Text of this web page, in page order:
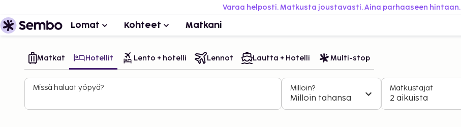
Varaa helposti. Matkusta joustavasti. Aina parhaaseen hintaan.
Lomat Kohteet Matkani
Matkat Hotellit Lento + hotelli Lennot Lautta + Hotelli Multi-stop
Missä haluat yöpyä? Milloin?
Milloin tahansa
Matkustajat
2 aikuista